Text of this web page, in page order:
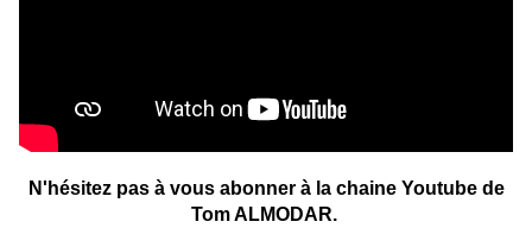
N'hésitez pas à vous abonner à la chaine Youtube de
Tom ALMODAR.